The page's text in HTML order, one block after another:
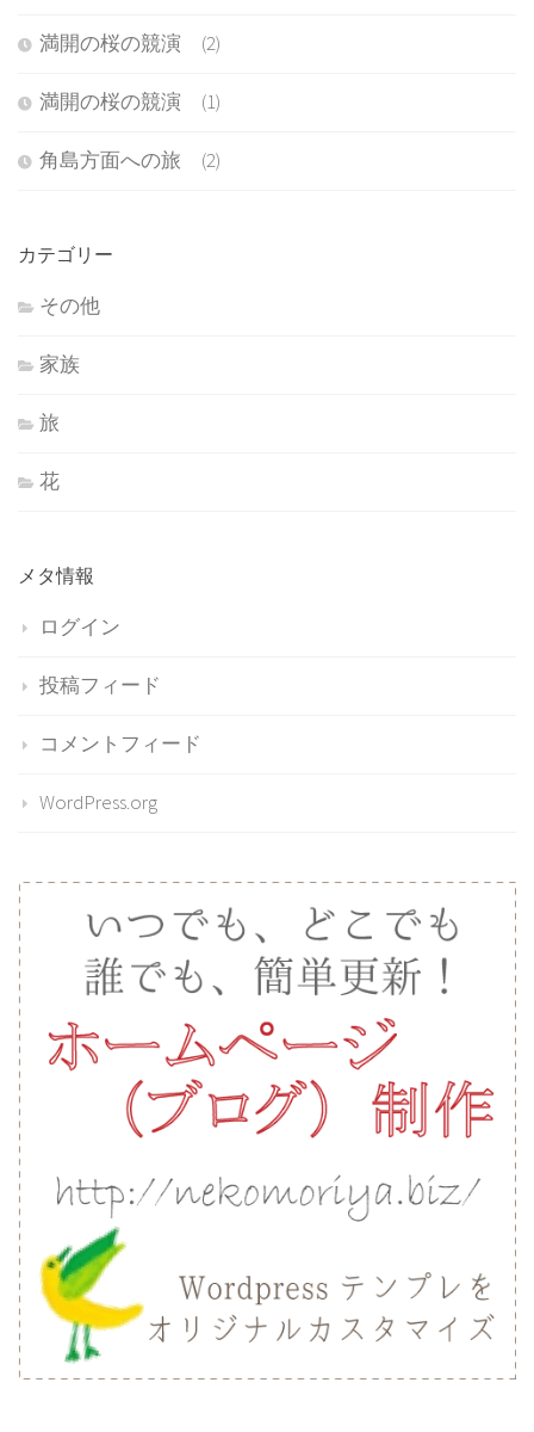
満開の桜の競演 (2)
満開の桜の競演 (1)
角島方面への旅 (2)
カテゴリー
その他
家族
旅
花
メタ情報
ログイン
投稿フィード
コメントフィード
WordPress.org